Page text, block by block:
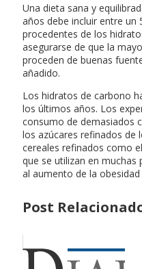
Una dieta sana y
años debe incluir entre un
procedentes de los
asegurarse de que la
proceden de buenas
añadido.
Los hidratos de carbono
los últimos años. Los
consumo de demasiados
los azúcares refinados de
cereales refinados como
que se utilizan en muchas
al aumento de la
Post